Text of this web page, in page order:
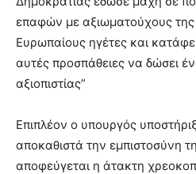
επαφών με αξιωματούχους
Ευρωπαίους ηγέτες και
αυτές προσπάθειες να δώσει
αξιοπιστίας”
Επιπλέον ο υπουργός
αποκαθιστά την εμπιστοσύνη
αποφεύγεται η άτακτη